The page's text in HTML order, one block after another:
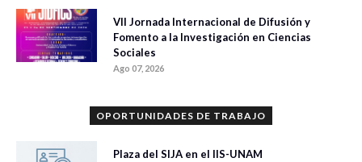
VII Jornada Internacional de Difusión y
Fomento a la Investigación en Ciencias
Sociales
Ago 07, 2026
OPORTUNIDADES DE TRABAJO
Plaza del SIJA en el IIS-UNAM